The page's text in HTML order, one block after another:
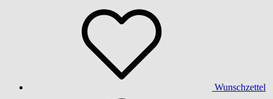
Wunschzettel